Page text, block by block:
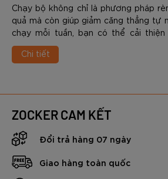
Chạy bộ không chỉ là phương pháp
quả mà còn giúp giảm căng thẳng tự
chạy mỗi tuần, bạn có thể cải
nâng cao chất lượng giấc ngủ và gia
chịu áp lực trong cuộc sống. Vậy
Chi tiết
ZOCKER CAM KẾT
Đổi trả hàng 07 ngày
Giao hàng toàn quốc